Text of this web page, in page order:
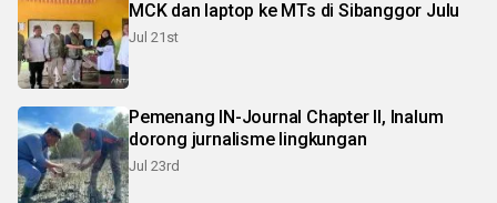
MCK dan laptop ke MTs di Sibanggor Julu
Jul 21st
Pemenang IN-Journal Chapter II, Inalum
dorong jurnalisme lingkungan
Jul 23rd